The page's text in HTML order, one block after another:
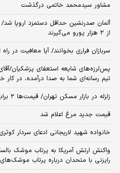
مشاور سیدمحمد خاتمی درگذشت
آلمان صدرنشین حداقل دستمزد اروپا شد/
از ۲ هزار یورو می‌گیرند
سربازان فراری بخوانند/ آیا معافیت در
پس‌لرزه‌های شایعه استعفای پزشکیان/
تیم رسانه‌ای شما به صدا درآمده، در کار
زلزله در بازار مسکن تهران/ قیمت‌ها ۲ برابر شد، خریدار ناپدید شد
قیمت جدید مرغ اعلام شد
خانواده شهید لاریجانی ادعای سردار
واکنش ارتش آمریکا به پرتاب موشک
رایزنی با متحدان درباره پرتاب